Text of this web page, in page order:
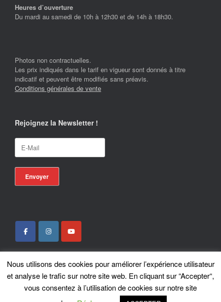
Heures d’ouverture
Du mardi au samedi de 10h à 12h30 et de 14h à 18h30.
Photos non contractuelles.
Les prix indiqués dans le tarif en vigueur sont donnés à titre
indicatif et peuvent être modifiés sans préavis.
Conditions générales de vente
Rejoignez la Newsletter !
Locotrans SPRL - Exclusive Store Royal Enfield - Royal Enfield Brussels - ©
2026
ASiteOrigin Theme
Nous utilisons des cookies pour améliorer l’expérience utilisateur
et analyse le trafic sur notre site web. En cliquant sur “Accepter“,
vous consentez à l’utilisation de cookies sur notre site